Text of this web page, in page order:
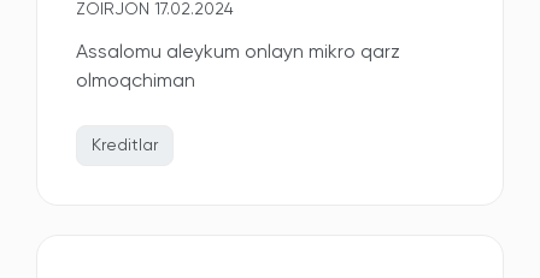
ZOIRJON 17.02.2024
Assalomu aleykum onlayn mikro qarz
olmoqchiman
Kreditlar